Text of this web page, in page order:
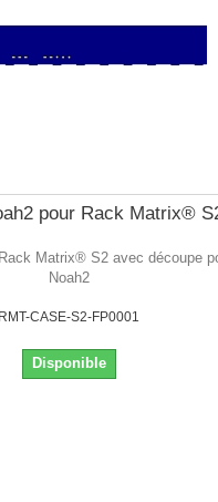
pour Rack Matrix®
Matrix® S2 avec découpe
Noah2
RMT-CASE-S2-FP0001
Disponible